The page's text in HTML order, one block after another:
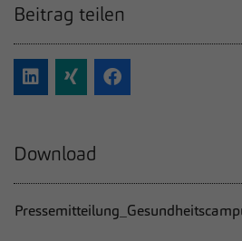
Beitrag teilen
Download